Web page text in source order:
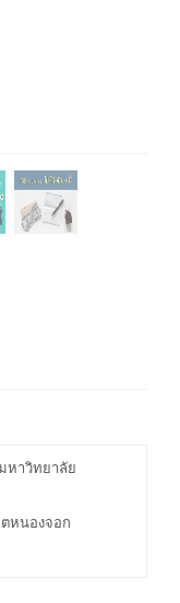
าวิทยาลัย
หนองจอก